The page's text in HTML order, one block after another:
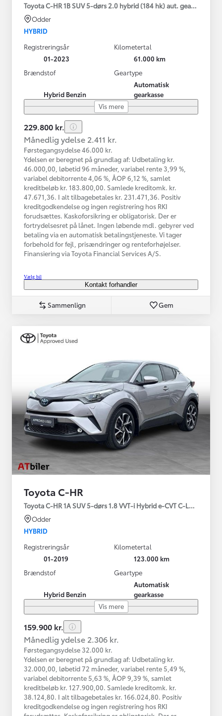
Toyota C-HR 1B SUV 5-dørs 2.0 hybrid (184 hk) aut. gear C-HIC
Odder
HYBRID
Registreringsår
01-2023
Kilometertal
61.000 km
Brændstof
Hybrid Benzin
Geartype
Automatisk
gearkasse
Vis mere
229.800 kr.
Månedlig ydelse 2.411 kr.
Førstegangsydelse 46.000 kr.
Ydelsen er beregnet på grundlag af: Udbetaling kr.
46.000,00, løbetid 96 måneder, variabel rente 3,99 %,
variabel debitorrente 4,06 %, ÅOP 6,12 %, samlet
kreditbeløb kr. 183.800,00. Samlede kreditomk. kr.
47.671,36. I alt tilbagebetales kr. 231.471,36. Positiv
kreditgodkendelse og ingen registrering hos RKI
forudsættes. Kaskoforsikring er obligatorisk. Der er
fortrydelsesret på lånet. Ingen løbende mdl. gebyrer ved
betaling via en automatisk betalingstjeneste. Vi tager
forbehold for fejl, prisændringer og renteforhøjelser.
Finansiering via Toyota Financial Services A/S.
Vælg bil
Kontakt forhandler
Sammenlign Gem
Toyota C-HR
Toyota C-HR 1A SUV 5-dørs 1.8 VVT-i Hybrid e-CVT C-LUB -
Odder
HYBRID
Registreringsår
01-2019
Kilometertal
123.000 km
Brændstof
Hybrid Benzin
Geartype
Automatisk
gearkasse
Vis mere
159.900 kr.
Månedlig ydelse 2.306 kr.
Førstegangsydelse 32.000 kr.
Ydelsen er beregnet på grundlag af: Udbetaling kr.
32.000,00, løbetid 72 måneder, variabel rente 5,49 %,
variabel debitorrente 5,63 %, ÅOP 9,39 %, samlet
kreditbeløb kr. 127.900,00. Samlede kreditomk. kr.
38.124,80. I alt tilbagebetales kr. 166.024,80. Positiv
kreditgodkendelse og ingen registrering hos RKI